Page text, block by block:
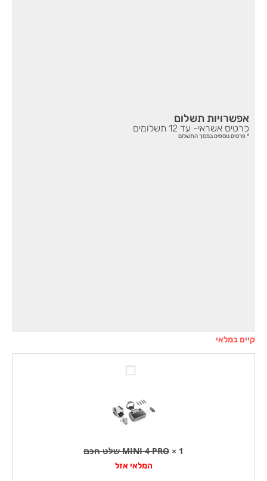
אפשרויות תשלום
כרטיס אשראי- עד 12 תשלומים
* פרטים נוספים במסך התשלום
קיים במלאי
M
N
I
R
1
× MINI 4 PRO שלט חכם
המלאי אזל